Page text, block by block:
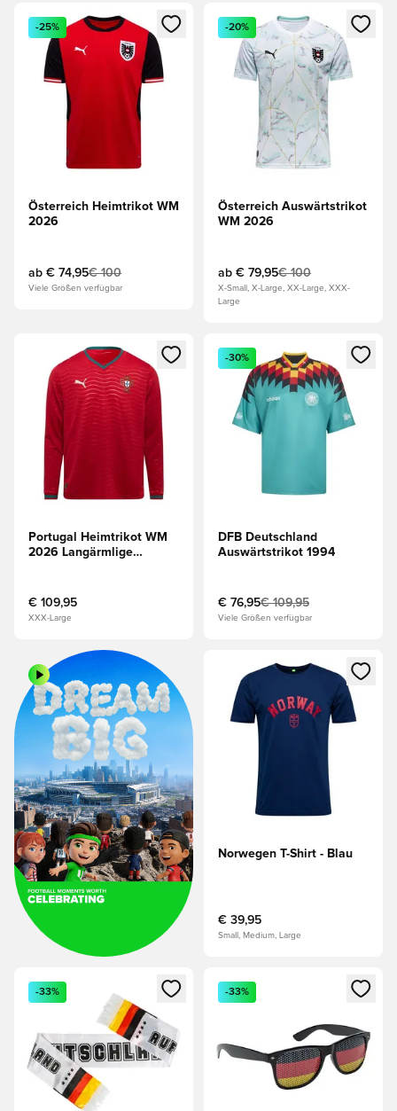
Öffnet ein Fenster zum Anmelden oder Registrieren als
-25%
Österreich Heimtrikot WM
2026
ab € 74,95€ 100
Viele Größen verfügbar
Öffnet ein Fenster zum
-20%
Österreich Auswärtstrikot
WM 2026
ab € 79,95€ 100
X-Small, X-Large, XX-Large, XXX-
Large
Öffnet ein Fenster zum Anmelden oder Registrieren als
Portugal Heimtrikot WM
2026 Langärmlige
€ 109,95
XXX-Large
Öffnet ein Fenster zum
-30%
DFB Deutschland
Auswärtstrikot 1994
€ 76,95€ 109,95
Viele Größen verfügbar
Öffnet ein Fenster zum
Norwegen T-Shirt - Blau
€ 39,95
Small, Medium, Large
Öffnet ein Fenster zum Anmelden oder Registrieren als
-33%
Öffnet ein Fenster zum
-33%